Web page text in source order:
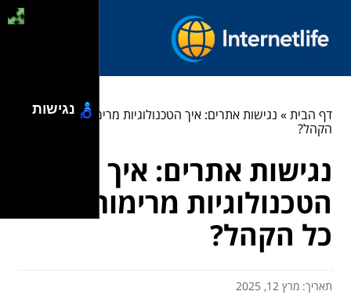
דף הבית» נגישות אתרים: איך הטכנולוגיות מרימות את כל
הקהל?
נגישות אתרים: איך
הטכנולוגיות מרימות את
כל הקהל?
תאריך: מרץ 12, 2025
נגישות